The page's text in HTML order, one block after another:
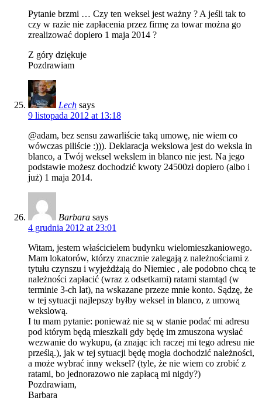
Pytanie brzmi … Czy ten weksel jest ważny ? A jeśli tak to
czy w razie nie zapłacenia przez firmę za towar można go
zrealizować dopiero 1 maja 2014 ?
Z góry dziękuje
Pozdrawiam
Lech says
9 listopada 2012 at 13:18
@adam, bez sensu zawarliście taką umowę, nie wiem co
wówczas piliście :))). Deklaracja wekslowa jest do weksla in
blanco, a Twój weksel wekslem in blanco nie jest. Na jego
podstawie możesz dochodzić kwoty 24500zł dopiero (albo i
już) 1 maja 2014.
Barbara says
4 grudnia 2012 at 23:01
Witam, jestem właścicielem budynku wielomieszkaniowego.
Mam lokatorów, którzy znacznie zalegają z należnościami z
tytułu czynszu i wyjeżdżają do Niemiec , ale podobno chcą te
należności zapłacić (wraz z odsetkami) ratami stamtąd (w
terminie 3-ch lat), na wskazane przeze mnie konto. Sądzę, że
w tej sytuacji najlepszy byłby weksel in blanco, z umową
wekslową.
I tu mam pytanie: ponieważ nie są w stanie podać mi adresu
pod którym będą mieszkali gdy będę im zmuszona wysłać
wezwanie do wykupu, (a znając ich raczej mi tego adresu nie
prześlą.), jak w tej sytuacji będę mogła dochodzić należności,
a może wybrać inny weksel? (tyle, że nie wiem co zrobić z
ratami, bo jednorazowo nie zapłacą mi nigdy?)
Pozdrawiam,
Barbara